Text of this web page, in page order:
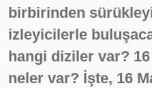
birbirinden
izleyicilerle
hangi diziler var? 16
neler var? İşte, 16